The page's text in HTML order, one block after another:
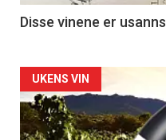
3
Disse vinene er
Forsiden
akkurat
UKENS VIN